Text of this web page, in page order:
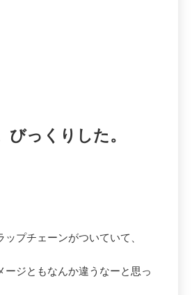
びっくりした。
ップチェーンがついていて、
ージともなんか違うなーと思っ